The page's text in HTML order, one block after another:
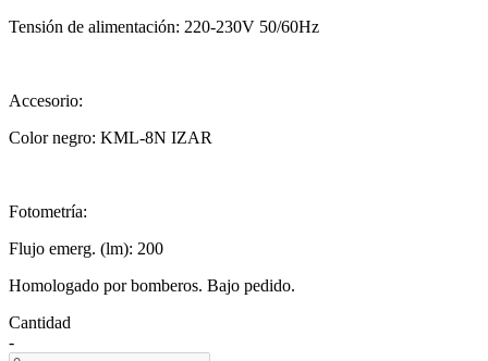
Tensión de alimentación: 220-230V 50/60Hz
Accesorio:
Color negro: KML-8N IZAR
Fotometría:
Flujo emerg. (lm): 200
Homologado por bomberos. Bajo pedido.
Cantidad
-